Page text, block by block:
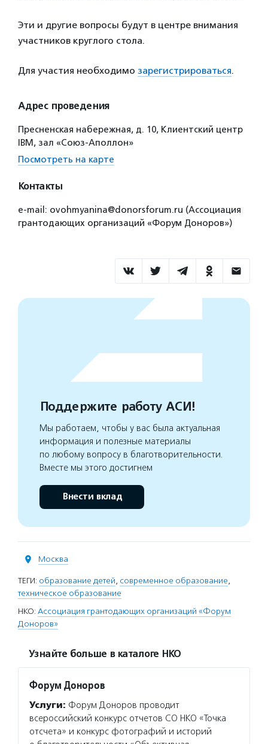
Эти и другие вопросы будут в центре внимания
участников круглого стола.
Для участия необходимо зарегистрироваться.
Адрес проведения
Пресненская набережная, д. 10, Клиентский центр
IBM, зал «Союз-Аполлон»
Посмотреть на карте
Контакты
e-mail: ovohmyanina@donorsforum.ru (Ассоциация
грантодающих организаций «Форум Доноров»)
Поддержите работу АСИ!
Мы работаем, чтобы у вас была актуальная
информация и полезные материалы
по любому вопросу в благотворительности.
Вместе мы этого достигнем
Внести вклад
Москва
ТЕГИ: образование детей, современное образование,
техническое образование
НКО: Ассоциация грантодающих организаций «Форум
Доноров»
Узнайте больше в каталоге НКО
Форум Доноров
Услуги: Форум Доноров проводит
всероссийский конкурс отчетов СО НКО «Точка
отсчета» и конкурс фотографий и историй